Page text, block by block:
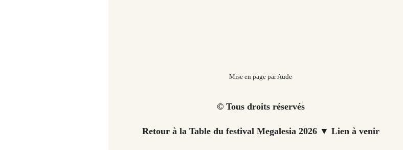
Mise en page par Aude
© Tous droits réservés
Retour à la Table du festival Megalesia 2026 ▼ Lien à venir